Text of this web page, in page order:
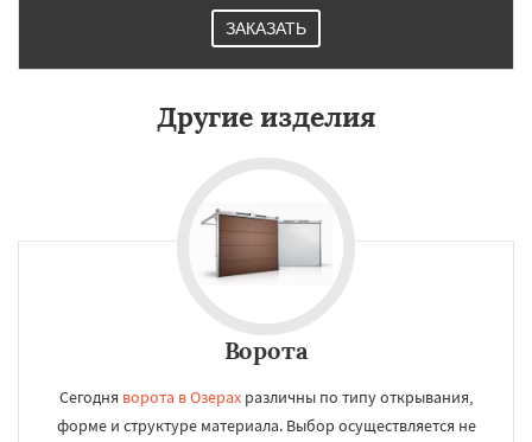
ЗАКАЗАТЬ
Другие изделия
Ворота
Сегодня ворота в Озерах различны по типу открывания,
форме и структуре материала. Выбор осуществляется не